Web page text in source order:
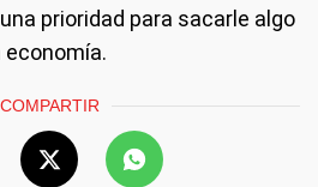
prioridad para sacarle algo
economía.
COMPARTIR